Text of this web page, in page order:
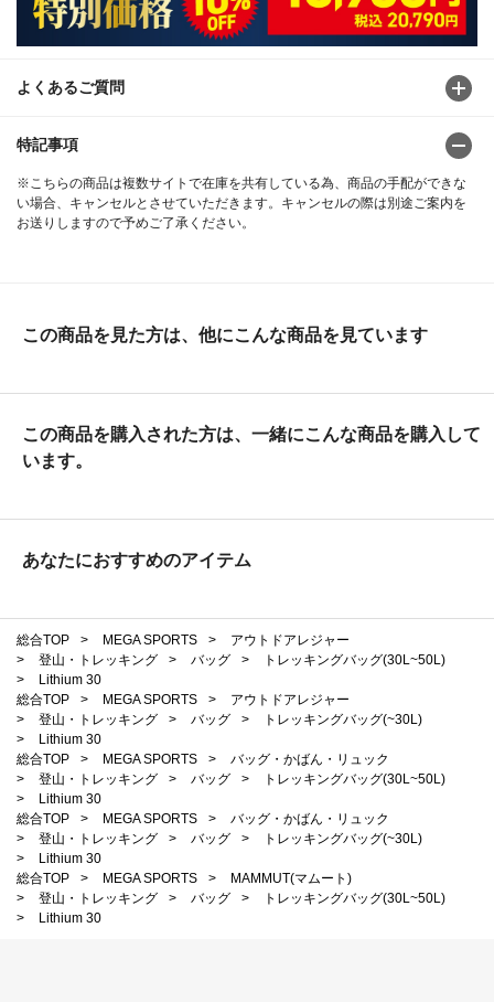
よくあるご質問
特記事項
※こちらの商品は複数サイトで在庫を共有している為、商品の手配ができな
い場合、キャンセルとさせていただきます。キャンセルの際は別途ご案内を
お送りしますので予めご了承ください。
この商品を見た方は、他にこんな商品を見ています
この商品を購入された方は、一緒にこんな商品を購入して
います。
あなたにおすすめのアイテム
総合TOP > MEGA SPORTS >
アウトドアレジャー
>
登山・トレッキング > バッグ >
トレッキングバッグ(30L~50L)
>
Lithium 30
総合TOP
> MEGA SPORTS >
アウトドアレジャー
>
登山・トレッキング > バッグ >
トレッキングバッグ(~30L)
>
Lithium 30
総合TOP
> MEGA SPORTS >
バッグ・かばん・リュック
>
登山・トレッキング > バッグ >
トレッキングバッグ(30L~50L)
>
Lithium 30
総合TOP
> MEGA SPORTS >
バッグ・かばん・リュック
>
登山・トレッキング > バッグ >
トレッキングバッグ(~30L)
>
Lithium 30
総合TOP
> MEGA SPORTS >
MAMMUT(マムート)
>
登山・トレッキング > バッグ >
トレッキングバッグ(30L~50L)
>
Lithium 30